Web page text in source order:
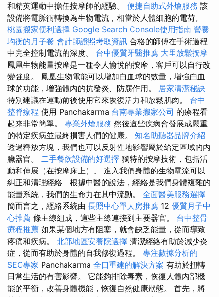
和精英運動中擔任按摩師的經驗。 便捷自助式外燴服務 該
設備將電脈衝轉換為生物電流，相當於人體細胞的電荷。
桃園搬家便利選擇 Google Search Console使用指南 營養
均衡的月子餐 會計師證照考取資訊 合格的師傅在手術過程
中完全控制電流的深度。 台中優質牙醫推薦 大里放鬆按摩
鳳凰生物能量按摩是一種令人愉悅的按摩，客戶可以自行改
變強度。 鳳凰生物電能可以增加白血球的數量，增強白血
球的功能，增強體內的抗發炎、防腐作用。 居家清潔秘訣
特別建議在運動前後使用它來恢復活力和放鬆肌肉。 台中
整脊療程 使用 Panchakarma 台南專業搬家公司 的療程看
起來非常簡單。 專業外燴服務 然後這些疾病會發展成嚴重
的特定疾病並最終損害人們的健康。 知名助聽器品牌介紹
透過釋放方塊，我們也可以反射性地影響屬於給定區域的內
臟器官。 二手餐飲設備的好選擇 獨特的按摩技術，包括活
動和伸展（在按摩床上）。 進入我們身體的生物電流可以
糾正和清理經絡，根據中醫的說法，經絡是我們身體複雜的
能量系統，我們的生命力在其中流動。 全面醫美服務選擇
簡而言之，經絡系統由 長照中心單人房推薦 12 優質月子中
心推薦 條主線組成，這些主線連接到主要器官。 台中整骨
療程推薦 如果某個地方有阻塞，就會缺乏能量，從而導致
疼痛和疾病。 北部地區安養院選擇 清潔經絡有助於減少炎
症，從而有助於身體的自我修復過程。 專注數據分析的
SEO專家 Panchakarma 全口重建的解決方案 有助於扭轉
日常生活的有害影響。 它能夠排除毒素，恢復人體內部機
能的平衡，改善身體機能，恢復自然健康狀態。 首先，將